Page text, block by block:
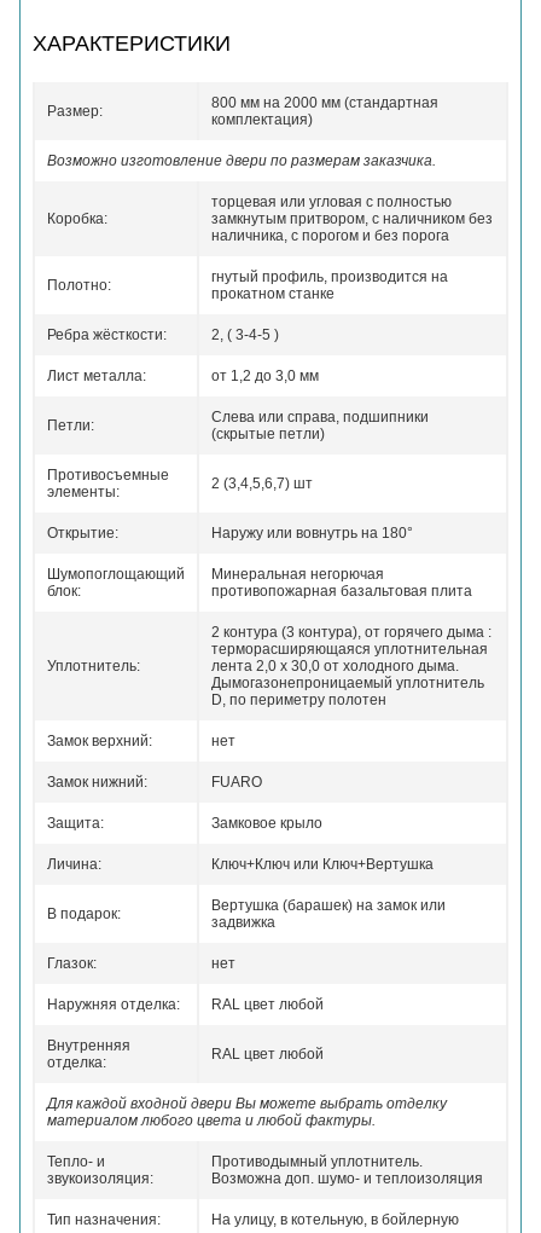
ХАРАКТЕРИСТИКИ
Размер:
800 мм на 2000 мм (стандартная
комплектация)
Возможно изготовление двери по размерам заказчика.
Коробка:
торцевая или угловая с полностью
замкнутым притвором, с наличником без
наличника, с порогом и без порога
Полотно:
гнутый профиль, производится на
прокатном станке
Ребра жёсткости: 2, ( 3-4-5 )
Лист металла: от 1,2 до 3,0 мм
Петли:
Слева или справа, подшипники
(скрытые петли)
Противосъемные
элементы:
2 (3,4,5,6,7) шт
Открытие: Наружу или вовнутрь на 180°
Шумопоглощающий
блок:
Минеральная негорючая
противопожарная базальтовая плита
Уплотнитель:
2 контура (3 контура), от горячего дыма :
терморасширяющаяся уплотнительная
лента 2,0 х 30,0 от холодного дыма.
Дымогазонепроницаемый уплотнитель
D, по периметру полотен
Замок верхний: нет
Замок нижний: FUARO
Защита: Замковое крыло
Личина: Ключ+Ключ или Ключ+Вертушка
В подарок:
Вертушка (барашек) на замок или
задвижка
Глазок: нет
Наружняя отделка: RAL цвет любой
Внутренняя
отделка:
RAL цвет любой
Для каждой входной двери Вы можете выбрать отделку
материалом любого цвета и любой фактуры.
Тепло- и
звукоизоляция:
Противодымный уплотнитель.
Возможна доп. шумо- и теплоизоляция
Тип назначения: На улицу, в котельную, в бойлерную